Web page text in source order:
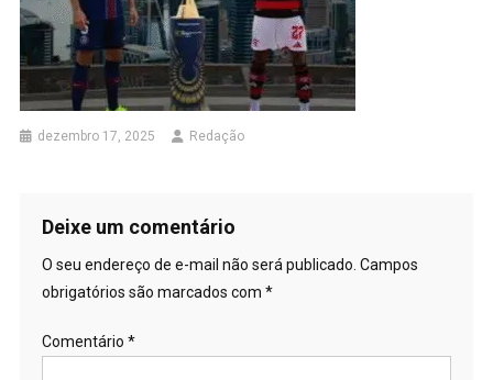
dezembro 17, 2025 Redação
Deixe um comentário
O seu endereço de e-mail não será publicado. Campos
obrigatórios são marcados com *
Comentário *